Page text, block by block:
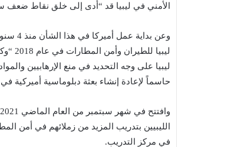
الأمني في ليبيا قد “أدى إلى خلق نقاط ضعف
وعن
ليبيا على وجه التحديد في منع الإرهابيين
حاسماً لإعادة إنشاء بعثة دبلوماسية أميركية في
في مركز التدريب.